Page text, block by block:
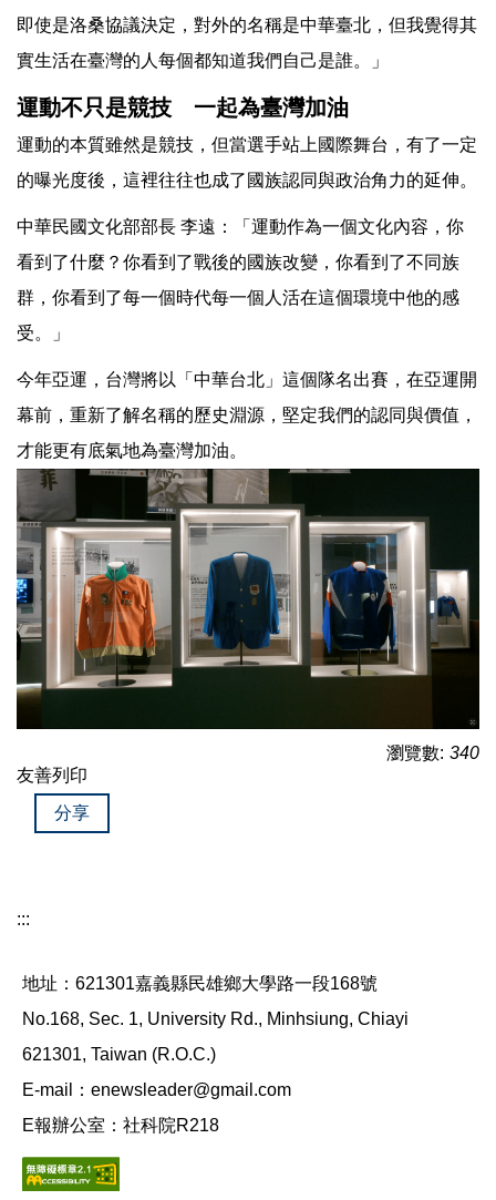
即使是洛桑協議決定，對外的名稱是中華臺北，但我覺得其
實生活在臺灣的人每個都知道我們自己是誰。」
運動不只是競技 一起為臺灣加油
運動的本質雖然是競技，但當選手站上國際舞台，有了一定
的曝光度後，這裡往往也成了國族認同與政治角力的延伸。
中華民國文化部部長 李遠：「運動作為一個文化內容，你
看到了什麼？你看到了戰後的國族改變，你看到了不同族
群，你看到了每一個時代每一個人活在這個環境中他的感
受。」
今年亞運，台灣將以「中華台北」這個隊名出賽，在亞運開
幕前，重新了解名稱的歷史淵源，堅定我們的認同與價值，
才能更有底氣地為臺灣加油。
瀏覽數: 340
友善列印
分享
:::
地址：621301嘉義縣民雄鄉大學路一段168號
No.168, Sec. 1, University Rd., Minhsiung, Chiayi
621301, Taiwan (R.O.C.)
E-mail：enewsleader@gmail.com
E報辦公室：社科院R218